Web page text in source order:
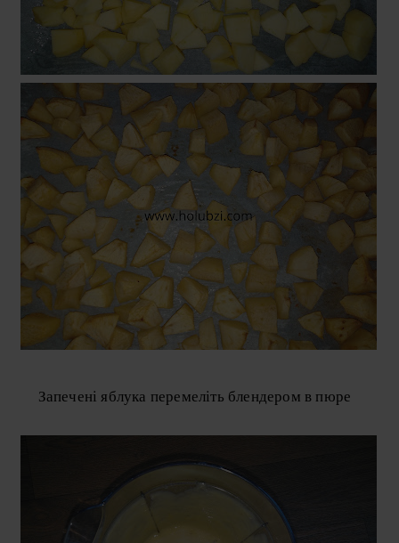
Запечені яблука перемеліть блендером в пюре